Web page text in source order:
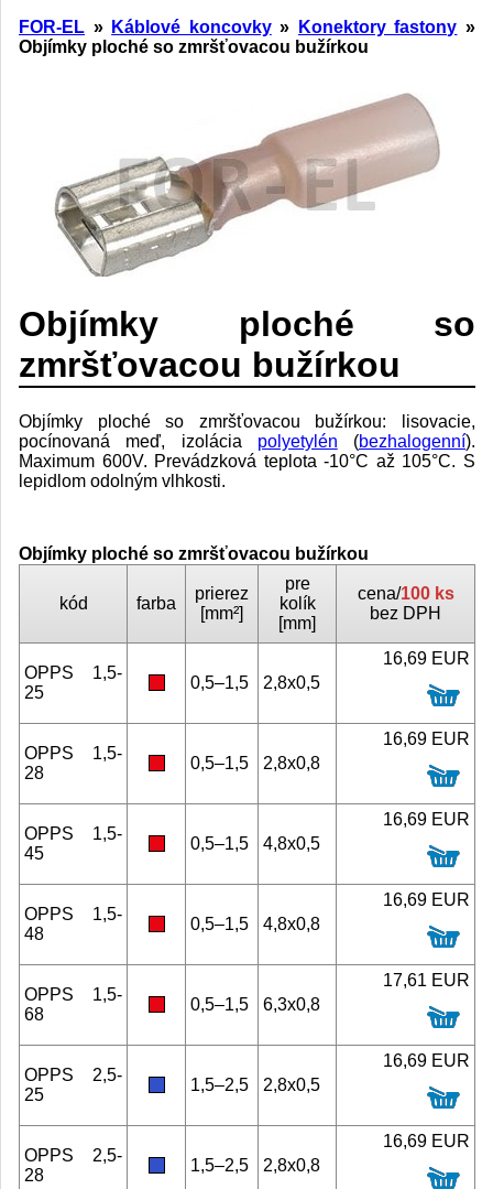
FOR-EL » Káblové koncovky» Konektory fastony »
Objímky ploché so zmršťovacou bužírkou
Objímky ploché so
zmršťovacou bužírkou
Objímky ploché so zmršťovacou bužírkou: lisovacie,
pocínovaná meď, izolácia polyetylén (bezhalogenní).
Maximum 600V. Prevádzková teplota -10°C až 105°C. S
lepidlom odolným vlhkosti.
Objímky ploché so zmršťovacou bužírkou
kód farba
prierez
[mm²]
pre
kolík
[mm]
cena/100 ks
bez DPH
OPPS 1,5-
25
0,5–1,5 2,8x0,5
16,69 EUR
OPPS 1,5-
28
0,5–1,5 2,8x0,8
16,69 EUR
OPPS 1,5-
45
0,5–1,5 4,8x0,5
16,69 EUR
OPPS 1,5-
48
0,5–1,5 4,8x0,8
16,69 EUR
OPPS 1,5-
68
0,5–1,5 6,3x0,8
17,61 EUR
OPPS 2,5-
25
1,5–2,5 2,8x0,5
16,69 EUR
OPPS 2,5-
28
1,5–2,5 2,8x0,8
16,69 EUR